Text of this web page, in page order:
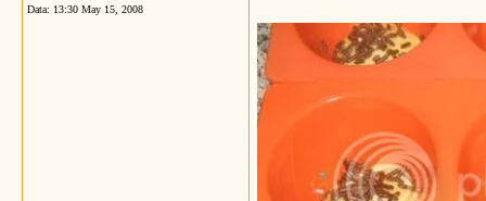
Data: 13:30 May 15, 2008